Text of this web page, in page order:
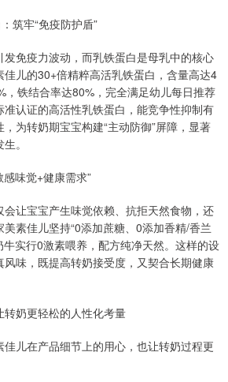
筑牢“免疫防护盾”
免疫力波动，而乳铁蛋白是母乳中的核心
儿的30+倍精粹高活乳铁蛋白，含量高达4
铁结合率达80%，完全满足幼儿每日推荐
认证的高活性乳铁蛋白，能竞争性抑制有
为转奶期宝宝构建“主动防御”屏障，显著
。
味觉+健康需求”
让宝宝产生味觉依赖、抗拒天然食物，还
素佳儿坚持“0添加蔗糖、0添加香精/香兰
实行0激素喂养，配方纯净天然。这样的设
味，既提高转奶接受度，又契合长期健康
奶更轻松的人性化考量
儿在产品细节上的用心，也让转奶过程更